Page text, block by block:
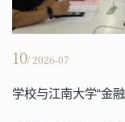
10/ 2026-07